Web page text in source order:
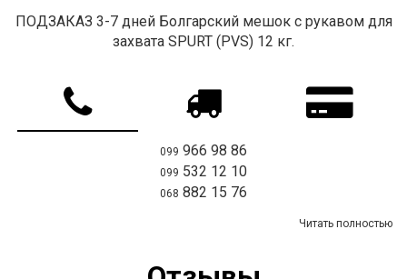
ПОДЗАКАЗ 3-7 дней Болгарский мешок c рукавом для
захвата SPURT (PVS) 12 кг.
099 966 98 86
099 532 12 10
068 882 15 76
Читать полностью